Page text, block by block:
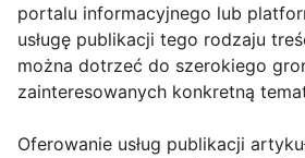
portalu informacyjnego lub
usługę publikacji tego rodzaju
można dotrzeć do szerokiego
zainteresowanych konkretną
Oferowanie usług publikacji